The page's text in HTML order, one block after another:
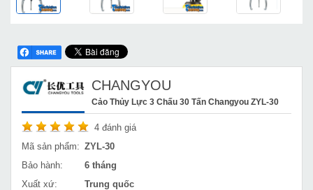
CHANGYOU
Cảo Thủy Lực 3 Chấu 30 Tấn Changyou ZYL-30
4 đánh giá
Mã sản phẩm: ZYL-30
Bảo hành:
6 tháng
Xuất xứ:
Trung quốc